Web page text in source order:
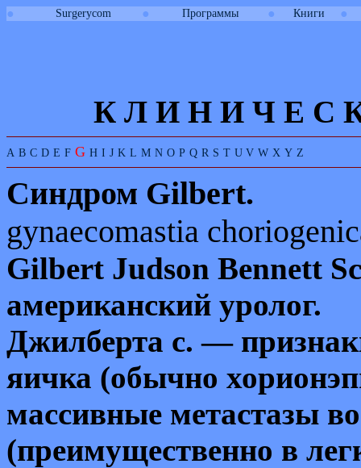
● Surgerycom ● Программы ● Книги ●
К Л И Н И Ч Е С
A B C D E F G H I J K L M N O P Q R S T U V W X Y Z
Синдром Gilbert.
gynaecomastia
Gilbert Judson Bennett
американский уролог.
Джилберта с. —
яичка (обычно
массивные метастазы
(преимущественно в